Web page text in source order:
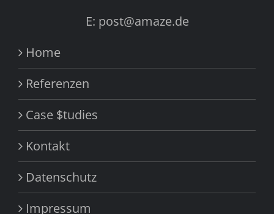
E: post@amaze.de
Home
Referenzen
Case $tudies
Kontakt
Datenschutz
Impressum